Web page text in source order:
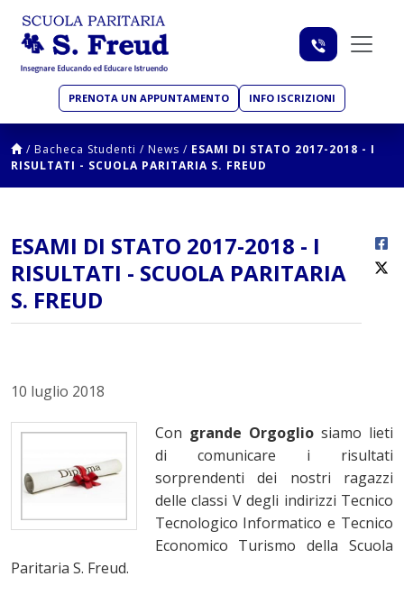
PRENOTA UN APPUNTAMENTO INFO ISCRIZIONI
/ Bacheca Studenti / News / ESAMI DI STATO 2017-2018 - I
RISULTATI - SCUOLA PARITARIA S. FREUD
ESAMI DI STATO 2017-2018 - I
RISULTATI - SCUOLA PARITARIA
S. FREUD
10 luglio 2018
Con grande Orgogliosiamo lieti
di comunicare i risultati
sorprendenti dei nostri ragazzi
delle classi V degli indirizzi Tecnico
Tecnologico Informatico e Tecnico
Economico Turismo della Scuola
Paritaria S. Freud.